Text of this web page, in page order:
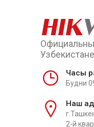
HIK
Узбекистане
Часы
Будни
Наш
2-й